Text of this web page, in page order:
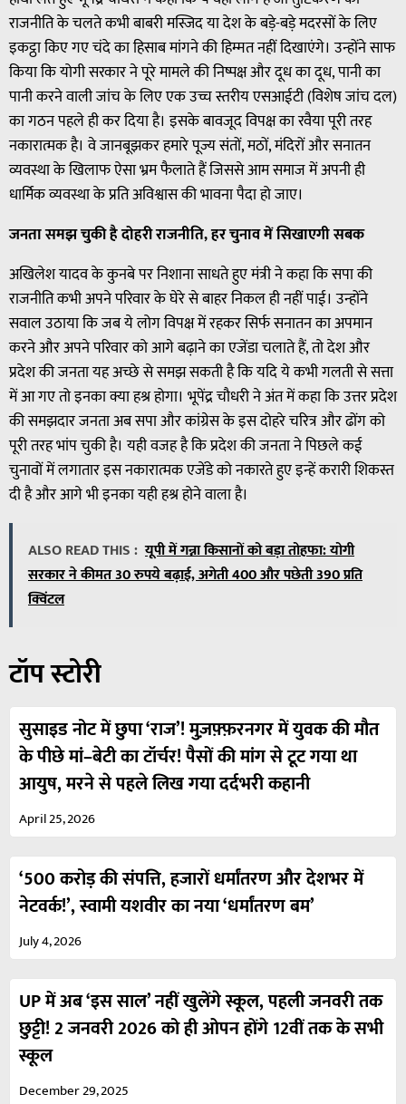
राजनीति के चलते कभी बाबरी मस्जिद या देश के बड़े-बड़े मदरसों के लिए
इकट्ठा किए गए चंदे का हिसाब मांगने की हिम्मत नहीं दिखाएंगे। उन्होंने साफ
किया कि योगी सरकार ने पूरे मामले की निष्पक्ष और दूध का दूध, पानी का
पानी करने वाली जांच के लिए एक उच्च स्तरीय एसआईटी (विशेष जांच दल)
का गठन पहले ही कर दिया है। इसके बावजूद विपक्ष का रवैया पूरी तरह
नकारात्मक है। वे जानबूझकर हमारे पूज्य संतों, मठों, मंदिरों और सनातन
व्यवस्था के खिलाफ ऐसा भ्रम फैलाते हैं जिससे आम समाज में अपनी ही
धार्मिक व्यवस्था के प्रति अविश्वास की भावना पैदा हो जाए।
जनता समझ चुकी है दोहरी राजनीति, हर चुनाव में सिखाएगी सबक
अखिलेश यादव के कुनबे पर निशाना साधते हुए मंत्री ने कहा कि सपा की
राजनीति कभी अपने परिवार के घेरे से बाहर निकल ही नहीं पाई। उन्होंने
सवाल उठाया कि जब ये लोग विपक्ष में रहकर सिर्फ सनातन का अपमान
करने और अपने परिवार को आगे बढ़ाने का एजेंडा चलाते हैं, तो देश और
प्रदेश की जनता यह अच्छे से समझ सकती है कि यदि ये कभी गलती से सत्ता
में आ गए तो इनका क्या हश्र होगा। भूपेंद्र चौधरी ने अंत में कहा कि उत्तर प्रदेश
की समझदार जनता अब सपा और कांग्रेस के इस दोहरे चरित्र और ढोंग को
पूरी तरह भांप चुकी है। यही वजह है कि प्रदेश की जनता ने पिछले कई
चुनावों में लगातार इस नकारात्मक एजेंडे को नकारते हुए इन्हें करारी शिकस्त
दी है और आगे भी इनका यही हश्र होने वाला है।
ALSO READ THIS : यूपी में गन्ना किसानों को बड़ा तोहफा: योगी
सरकार ने कीमत 30 रुपये बढ़ाई, अगेती 400 और पछेती 390 प्रति
क्विंटल
टॉप स्टोरी
सुसाइड नोट में छुपा ‘राज’! मुज़फ़्फ़रनगर में युवक की मौत
के पीछे मां–बेटी का टॉर्चर! पैसों की मांग से टूट गया था
आयुष, मरने से पहले लिख गया दर्दभरी कहानी
April 25, 2026
‘500 करोड़ की संपत्ति, हजारों धर्मांतरण और देशभर में
नेटवर्क!’, स्वामी यशवीर का नया ‘धर्मांतरण बम’
July 4, 2026
UP में अब ‘इस साल’ नहीं खुलेंगे स्कूल, पहली जनवरी तक
छुट्टी! 2 जनवरी 2026 को ही ओपन होंगे 12वीं तक के सभी
स्कूल
December 29, 2025